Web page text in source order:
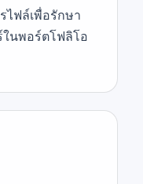
ไฟล์เพื่อรักษา
นพอร์ตโฟลิโอ